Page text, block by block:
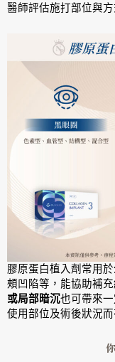
醫師評估施打部位與方
膠原蛋白植入劑常用於
頰凹陷等，能協助補
或局部暗沉也可帶來
使用部位及術後狀況而